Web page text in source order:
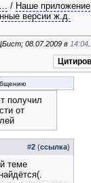
/ Наше приложение
версии ж.д.
08.07.2009 в 14:04
получил
от
#2 (ссылка)
теме